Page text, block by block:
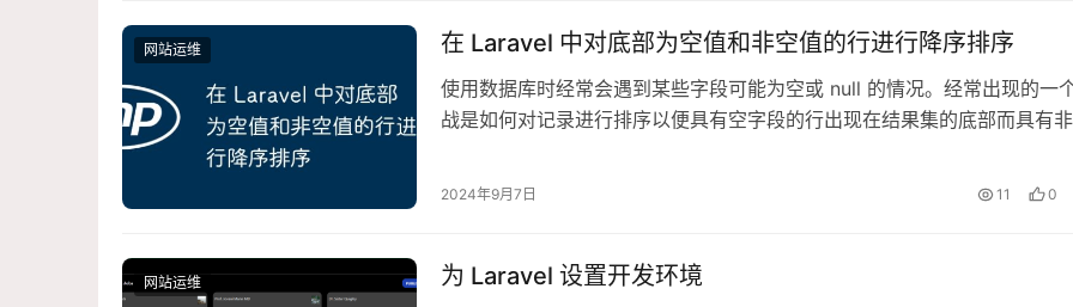
网站运维 在 Laravel 中对底部为空值和非空值的行进行降序排序
使用数据库时经常会遇到某些字段可能为空或 null 的情况。经常出现的一
战是如何对记录进行排序以便具有空字段的行出现在结果集的底部而具有非
2024年9月7日 11 0
网站运维 为 Laravel 设置开发环境